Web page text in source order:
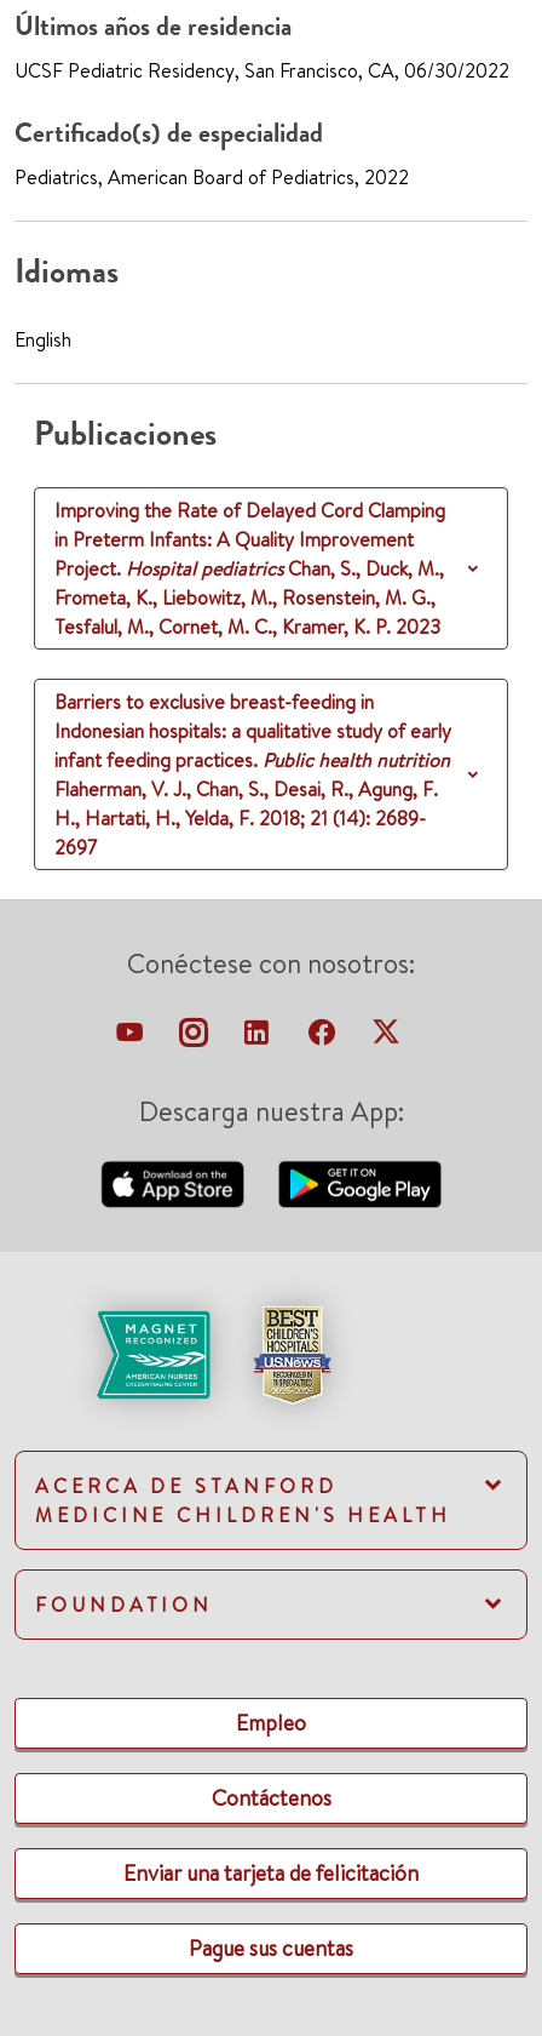
Últimos años de residencia
UCSF Pediatric Residency, San Francisco, CA, 06/30/2022
Certificado(s) de especialidad
Pediatrics, American Board of Pediatrics, 2022
Idiomas
English
Publicaciones
Improving the Rate of Delayed Cord Clamping
in Preterm Infants: A Quality Improvement
Project. Hospital pediatricsChan, S., Duck, M.,
Frometa, K., Liebowitz, M., Rosenstein, M. G.,
Tesfalul, M., Cornet, M. C., Kramer, K. P. 2023
Barriers to exclusive breast-feeding in
Indonesian hospitals: a qualitative study of early
infant feeding practices. Public health nutrition
Flaherman, V. J., Chan, S., Desai, R., Agung, F.
H., Hartati, H., Yelda, F. 2018; 21 (14): 2689-
2697
Conéctese con nosotros:
Descarga nuestra App:
ACERCA DE STANFORD
MEDICINE CHILDREN'S HEALTH
FOUNDATION
Empleo
Contáctenos
Enviar una tarjeta de felicitación
Pague sus cuentas